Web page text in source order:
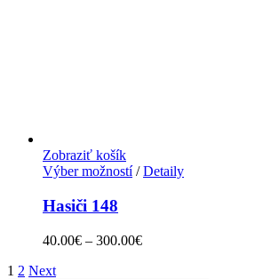
Zobraziť košík
Výber možností/ Detaily
Hasiči 148
40.00€ – 300.00€
1 2 Next